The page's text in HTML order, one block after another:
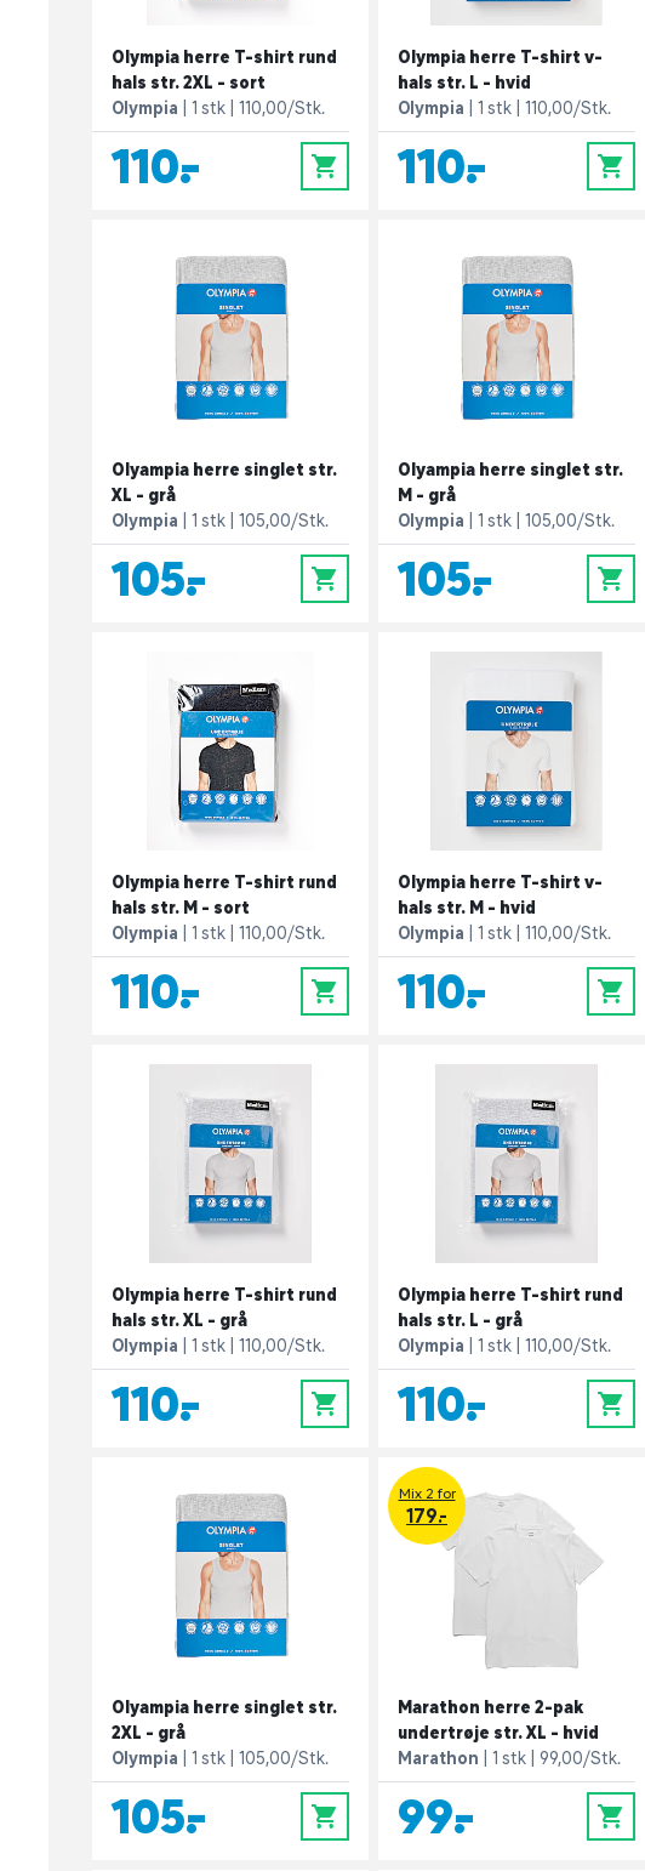
Olympia herre T-shirt rund
hals str. 2XL - sort
Olympia
1 stk 110,00/Stk.
110,- 0
Olympia herre T-shirt v-
hals str. L - hvid
Olympia
1 stk 110,00/Stk.
110,- 0
Olyampia herre singlet str.
XL - grå
Olympia
1 stk 105,00/Stk.
105,- 0
Olyampia herre singlet str.
M - grå
Olympia
1 stk 105,00/Stk.
105,- 0
Olympia herre T-shirt rund
hals str. M - sort
Olympia
1 stk 110,00/Stk.
110,- 0
Olympia herre T-shirt v-
hals str. M - hvid
Olympia
1 stk 110,00/Stk.
110,- 0
Olympia herre T-shirt rund
hals str. XL - grå
Olympia
1 stk 110,00/Stk.
110,- 0
Olympia herre T-shirt rund
hals str. L - grå
Olympia
1 stk 110,00/Stk.
110,- 0
Olyampia herre singlet str.
2XL - grå
Olympia
1 stk 105,00/Stk.
105,- 0
Mix 2 for
179.-
Marathon herre 2-pak
undertrøje str. XL - hvid
Marathon
1 stk 99,00/Stk.
99,- 0